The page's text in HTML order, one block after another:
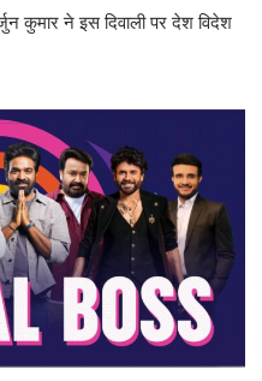
कुमार ने इस दिवाली पर देश विदेश